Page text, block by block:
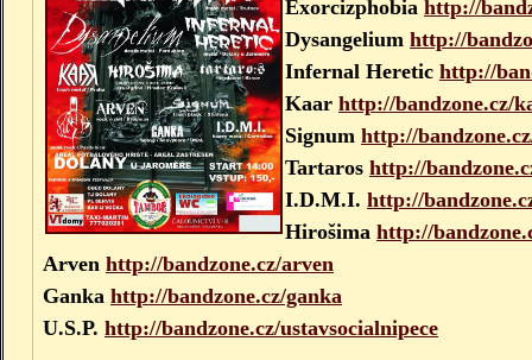
Exorcizphobia http://
Dysangelium http://
Infernal Heretic http://
Kaar http://bandzone.cz/
Signum http://
Tartaros http://
I.D.M.I. http://
Hirošima http://
Arven http://bandzone.cz/arven
Ganka http://bandzone.cz/ganka
U.S.P. http://bandzone.cz/ustavsocialnipece